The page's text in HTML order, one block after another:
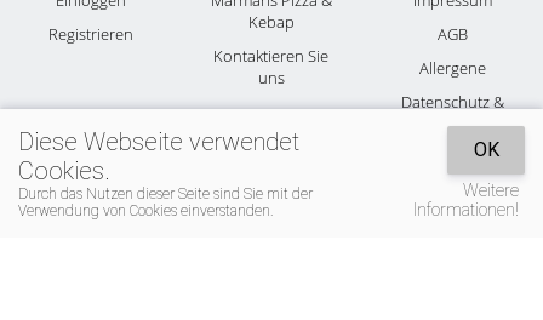
Registrieren
Kebap
Kontaktieren Sie
uns
AGB
Allergene
Datenschutz &
Cookies
Diese Webseite verwendet
Cookies.
Durch das Nutzen dieser Seite sind Sie mit der
Verwendung von Cookies einverstanden.
OK
Weitere
Informationen!